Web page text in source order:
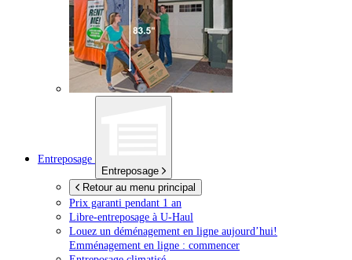
Entreposage
Entreposage
Retour au menu principal
Prix garanti pendant 1 an
Libre-entreposage à U-Haul
Louez un déménagement en ligne aujourd’hui!
Emménagement en ligne : commencer